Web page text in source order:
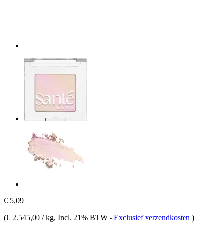
€ 5,09
(€ 2.545,00 / kg, Incl. 21% BTW - Exclusief verzendkosten )